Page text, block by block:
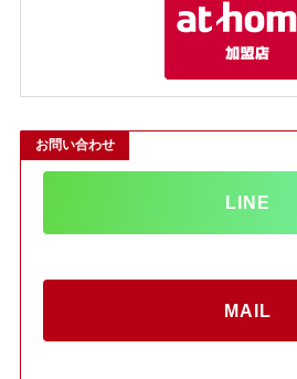
お問い合わせ
LINE
MAIL